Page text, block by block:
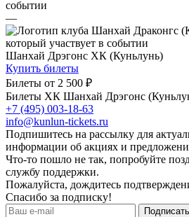
—
Шанхай Дрэгонс ХК (Куньлунь)
Купить билеты
Билеты от 2 500 ₽
Билеты ХК Шанхай Дрэгонс
+7 (495) 003-18-63
info@kunlun-tickets.ru
Подпишитесь на рассылку для
информации об акциях и
Что-то пошло не так, попробуйте
службу поддержки.
Пожалуйста, дождитесь
Спасибо за подписку!